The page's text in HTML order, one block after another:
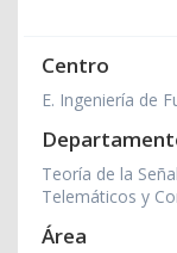
Centro
E. Ingeniería de
Teoría de la
Telemáticos y
Área